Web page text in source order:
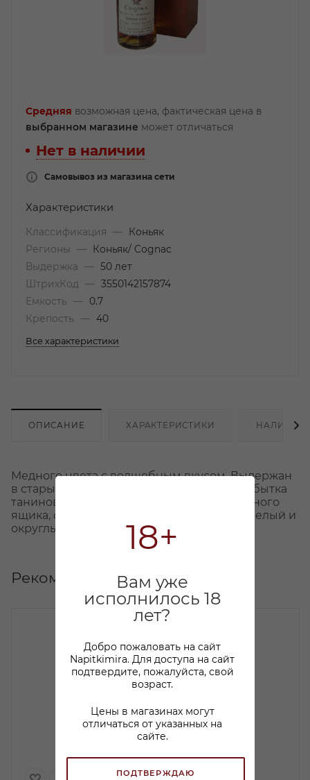
18+
Вам уже
исполнилось 18
лет?
Добро пожаловать на сайт
Napitkimira. Для доступа на сайт
подтвердите, пожалуйста, свой
возраст.
Цены в магазинах могут
отличаться от указанных на
сайте.
ПОДТВЕРЖДАЮ
Средняя возможная цена, фактическая цена в
выбранном магазине может отличаться
Нет в наличии
Самовывоз из магазина сети
Характеристики
Классификация —
Коньяк
Регионы
—
Коньяк/ Cognac
Выдержка
— 50 лет
ШтрихКод
— 3550142157874
Емкость
—
0.7
Крепость
— 40
Все характеристики
ОПИСАНИЕ ХАРАКТЕРИСТИКИ НАЛИЧИЕ
Медного цвета с волшебным вкусом. Выдержан
в старых бочках, вследствие чего – без избытка
танинов; во вкусе – нюансы орехов, сигарного
ящика, специй, рансьо; исключительно спелый и
округлый.
Рекомендуем